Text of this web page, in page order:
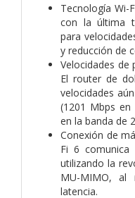
Tecnología Wi-
con la última
para
y reducción de
Velocidades de
El router de
velocidades
(1201 Mbps
en la banda de
Conexión de
Fi 6
utilizando la
MU-MIMO, al
latencia.